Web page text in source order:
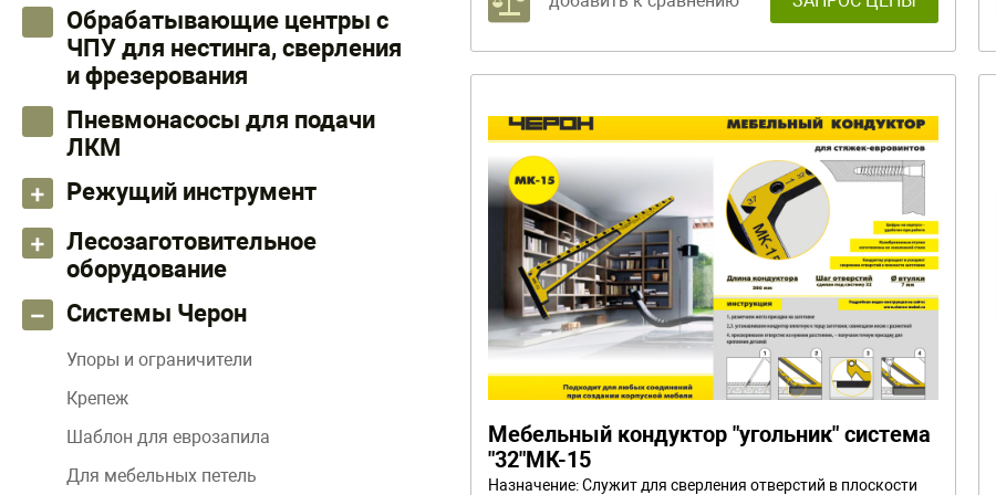
Обрабатывающие центры с
ЧПУ для нестинга, сверления
и фрезерования
Пневмонасосы для подачи
ЛКМ
Режущий инструмент
Лесозаготовительное
оборудование
Системы Черон
Упоры и ограничители
Крепеж
Шаблон для еврозапила
Для мебельных петель
Мебельный кондуктор "угольник" система
"32"МК-15
Назначение: Служит для сверления отверстий в плоскости